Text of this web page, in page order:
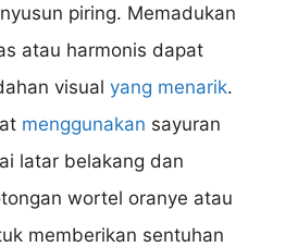
piring. Memadukan
atau harmonis dapat
visual yang menarik.
menggunakan sayuran
latar belakang dan
wortel oranye atau
memberikan sentuhan